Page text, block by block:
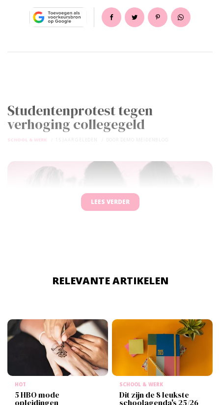
Studentenprotest tegen
verhoging collegegeld
SCHOOL & WERK
LEES VERDER
RELEVANTE ARTIKELEN
HOT
5 HBO mode
opleidingen
SCHOOL & WERK
Dit zijn de 8 leukste
schoolagenda's 25/26